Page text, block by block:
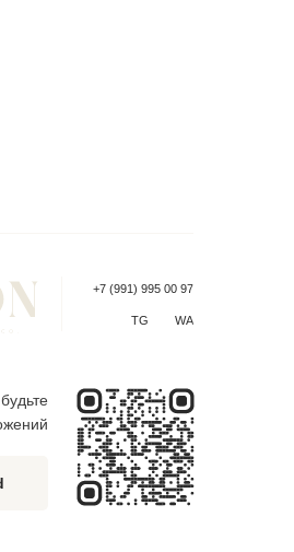
+7 (991) 995 00 97
TG WA